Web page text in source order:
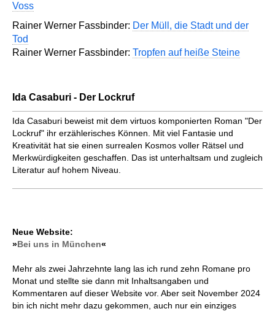
Voss
Rainer Werner Fassbinder: Der Müll, die Stadt und der
Tod
Rainer Werner Fassbinder: Tropfen auf heiße Steine
Ida Casaburi - Der Lockruf
Ida Casaburi beweist mit dem virtuos komponierten Roman "Der
Lockruf" ihr erzählerisches Können. Mit viel Fantasie und
Kreativität hat sie einen surrealen Kosmos voller Rätsel und
Merkwürdigkeiten geschaffen. Das ist unterhaltsam und zugleich
Literatur auf hohem Niveau.
Neue Website:
»Bei uns in München«
Mehr als zwei Jahrzehnte lang las ich rund zehn Romane pro
Monat und stellte sie dann mit Inhaltsangaben und
Kommentaren auf dieser Website vor. Aber seit November 2024
bin ich nicht mehr dazu gekommen, auch nur ein einziges